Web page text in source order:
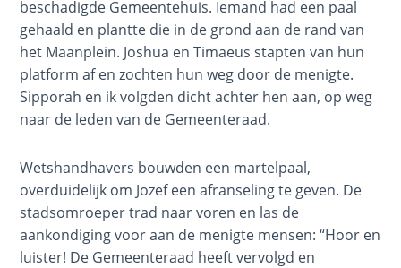
Dr. Luke:
Healing
the
Breaches
- Book 5
Dr. Luke:
Healing
the
Breaches
- Book 6
beschadigde Gemeentehuis. Iemand had een paal
gehaald en plantte die in de grond aan de rand van
het Maanplein. Joshua en Timaeus stapten van hun
platform af en zochten hun weg door de menigte.
Sipporah en ik volgden dicht achter hen aan, op weg
naar de leden van de Gemeenteraad.
Wetshandhavers bouwden een martelpaal,
overduidelijk om Jozef een afranseling te geven. De
stadsomroeper trad naar voren en las de
aankondiging voor aan de menigte mensen: “Hoor en
luister! De Gemeenteraad heeft vervolgd en